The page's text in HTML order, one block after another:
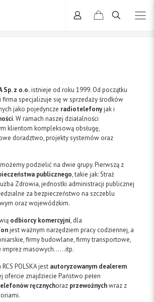
Sp. z o.o.istnieje od roku 1999. Od początku
firma specjalizuje się w sprzedaży środków
jako pojedyncze radiotelefonyjak i
. W ramach naszej działalności
klientom kompleksową obsługę,
doradztwo, projekty systemów oraz
możemy podzielić na dwie grupy. Pierwszą z
publicznego, takie jak: Straż
Zdrowia, jednostki administracji publicznej
za bezpieczeństwo na szczeblu
oraz wojewódzkim.
odbiorcy komercyjni, dla
jest ważnym narzędziem pracy codziennej, a
firmy budowlane, firmy transportowe,
imprez masowych……itp.
POLSKA jest autoryzowanym dealerem
ofercie znajdziecie Państwo pełen
ręcznychoraz przewoźnychwraz z